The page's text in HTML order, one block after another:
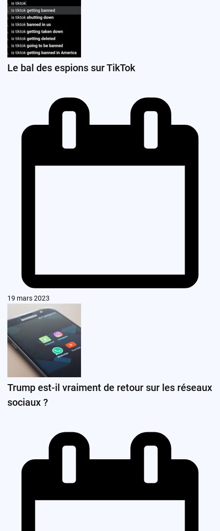
Le bal des espions sur TikTok
19 mars 2023
Trump est-il vraiment de retour sur les réseaux
sociaux ?